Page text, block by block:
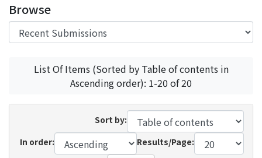
Browse
List Of Items (Sorted by Table of contents in
Ascending order): 1-20 of 20
Sort by:
In order:
Results/Page: